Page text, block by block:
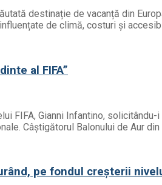
destinație de vacanță din
de climă, costuri și
al FIFA”
FIFA, Gianni Infantino,
Câștigătorul Balonului de Aur din
pe fondul creșterii